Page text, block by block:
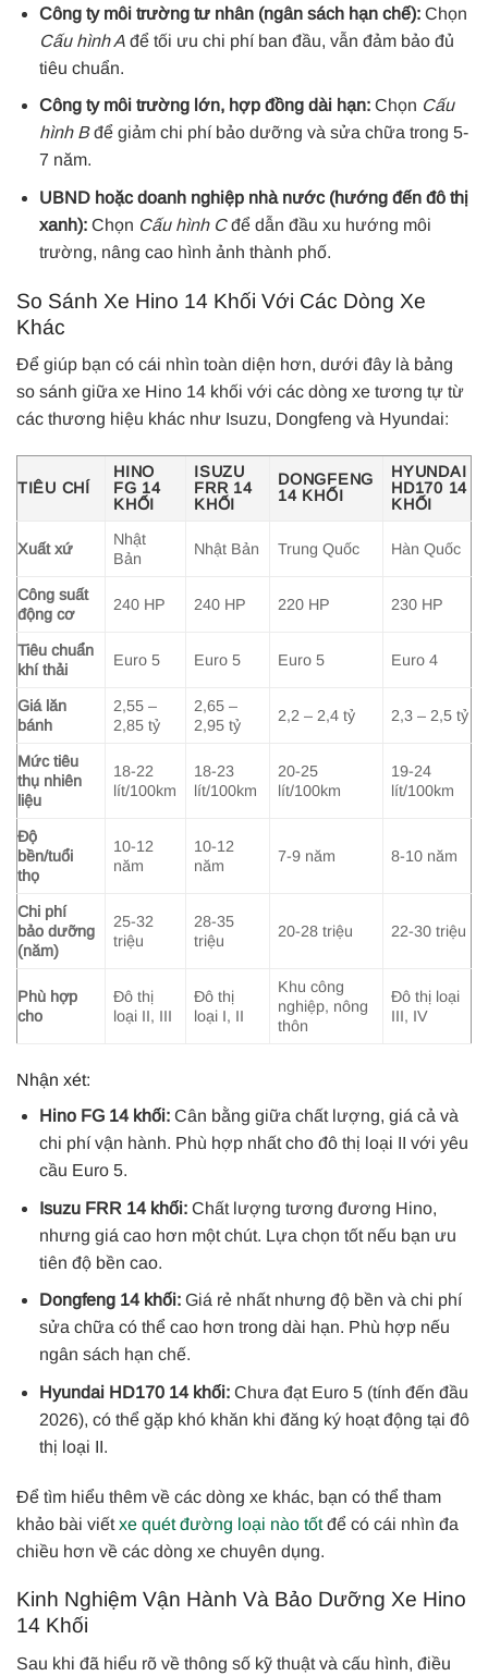
Công ty môi trường tư nhân (ngân sách hạn chế):Chọn
Cấu hình Ađể tối ưu chi phí ban đầu, vẫn đảm bảo đủ
tiêu chuẩn.
Công ty môi trường lớn, hợp đồng dài hạn:Chọn Cấu
hình Bđể giảm chi phí bảo dưỡng và sửa chữa trong 5-
7 năm.
UBND hoặc doanh nghiệp nhà nước (hướng đến đô thị
xanh):Chọn Cấu hình Cđể dẫn đầu xu hướng môi
trường, nâng cao hình ảnh thành phố.
So Sánh Xe Hino 14 Khối Với Các Dòng Xe
Khác
Để giúp bạn có cái nhìn toàn diện hơn, dưới đây là bảng
so sánh giữa xe Hino 14 khối với các dòng xe tương tự từ
các thương hiệu khác như Isuzu, Dongfeng và Hyundai:
TIÊU CHÍ
HINO
FG 14
KHỐI
ISUZU
FRR 14
KHỐI
DONGFENG
14 KHỐI
HYUNDAI
HD170 14
KHỐI
Xuất xứ
Nhật
Bản
Nhật Bản Trung Quốc Hàn Quốc
Công suất
động cơ
240 HP 240 HP 220 HP 230 HP
Tiêu chuẩn
khí thải
Euro 5 Euro 5 Euro 5 Euro 4
Giá lăn
bánh
2,55 –
2,85 tỷ
2,65 –
2,95 tỷ
2,2 – 2,4 tỷ 2,3 – 2,5 tỷ
Mức tiêu
thụ nhiên
liệu
18-22
lít/100km
18-23
lít/100km
20-25
lít/100km
19-24
lít/100km
Độ
bền/tuổi
thọ
10-12
năm
10-12
năm
7-9 năm 8-10 năm
Chi phí
bảo dưỡng
(năm)
25-32
triệu
28-35
triệu
20-28 triệu 22-30 triệu
Phù hợp
cho
Đô thị
loại II, III
Đô thị
loại I, II
Khu công
nghiệp, nông
thôn
Đô thị loại
III, IV
Nhận xét:
Hino FG 14 khối:Cân bằng giữa chất lượng, giá cả và
chi phí vận hành. Phù hợp nhất cho đô thị loại II với yêu
cầu Euro 5.
Isuzu FRR 14 khối:Chất lượng tương đương Hino,
nhưng giá cao hơn một chút. Lựa chọn tốt nếu bạn ưu
tiên độ bền cao.
Dongfeng 14 khối:Giá rẻ nhất nhưng độ bền và chi phí
sửa chữa có thể cao hơn trong dài hạn. Phù hợp nếu
ngân sách hạn chế.
Hyundai HD170 14 khối:Chưa đạt Euro 5 (tính đến đầu
2026), có thể gặp khó khăn khi đăng ký hoạt động tại đô
thị loại II.
Để tìm hiểu thêm về các dòng xe khác, bạn có thể tham
khảo bài viết xe quét đường loại nào tốtđể có cái nhìn đa
chiều hơn về các dòng xe chuyên dụng.
Kinh Nghiệm Vận Hành Và Bảo Dưỡng Xe Hino
14 Khối
Sau khi đã hiểu rõ về thông số kỹ thuật và cấu hình, điều